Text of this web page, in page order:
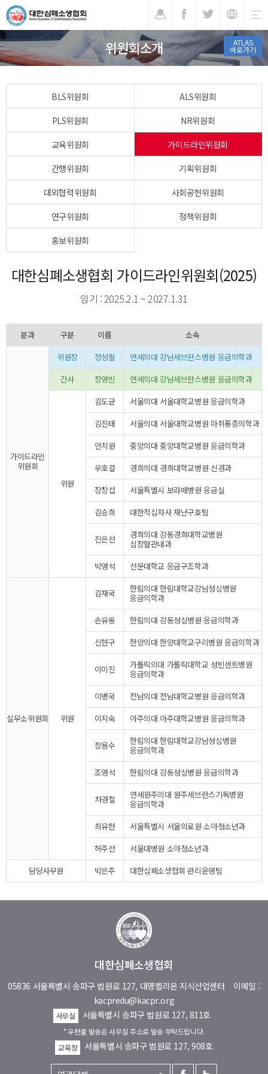
ATLAS
바로가기
위원회소개
BLS위원회
ALS위원회
PLS위원회
NR위원회
교육위원회
가이드라인위원회
간행위원회
기획위원회
대외협력위원회
사회공헌위원회
연구위원회
정책위원회
홍보위원회
대한심폐소생협회 가이드라인위원회(2025)
임기 : 2025.2.1 ~ 2027.1.31
분과 구분 이름 소속
가이드라인
위원회
위원장 정성필
연세의대 강남세브란스병원 응급의학과
간사
장영빈 연세의대 강남세브란스병원 응급의학과
위원
김도균
서울의대 서울대학교병원 응급의학과
김진태
서울의대 서울대학교병원 마취통증의학과
안치원
중앙의대 중앙대학교병원 응급의학과
우호걸
경희의대 경희대학교병원 신경과
장창섭
서울특별시 보라매병원 응급실
김승희
대한적십자사 재난구호팀
진은선
경희의대 강동경희대학교병원
심장혈관내과
박영석
선문대학교 응급구조학과
실무소위원회 위원
김재국
한림의대 한림대학교강남성심병원
응급의학과
손유동
한림의대 강동성심병원 응급의학과
신현구
한양의대 한양대학교구리병원 응급의학과
이미진
가톨릭의대 가톨릭대학교 성빈센트병원
응급의학과
이병국
전남의대 전남대학교병원 응급의학과
이지숙
아주의대 아주대학교병원 응급의학과
장용수
한림의대 한림대학교강남성심병원
응급의학과
조영석
한림의대 강동성심병원 응급의학과
차경철
연세원주의대 원주세브란스기독병원
응급의학과
최유현
서울특별시 서울의료원 소아청소년과
허주선
서울대병원 소아청소년과
담당사무원
박은주 대한심폐소생협회 관리운영팀
대한심폐소생협회
05836 서울특별시 송파구 법원로 127, 대명벨리온 지식산업센터 이메일 :
kacpredu@kacpr.org
사무실 서울특별시 송파구 법원로 127, 811호
* 우편물 발송은 사무실 주소로 발송 부탁드립니다.
교육장
서울특별시 송파구 법원로 127, 908호